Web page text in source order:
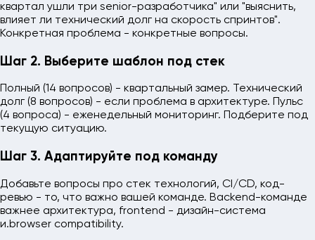
квартал ушли три senior-разработчика" или "выяснить,
влияет ли технический долг на скорость спринтов".
Конкретная проблема - конкретные вопросы.
Шаг 2. Выберите шаблон под стек
Полный (14 вопросов) - квартальный замер. Технический
долг (8 вопросов) - если проблема в архитектуре. Пульс
(4 вопроса) - еженедельный мониторинг. Подберите под
текущую ситуацию.
Шаг 3. Адаптируйте под команду
Добавьте вопросы про стек технологий, CI/CD, код-
ревью - то, что важно вашей команде. Backend-команде
важнее архитектура, frontend - дизайн-система
и.browser compatibility.